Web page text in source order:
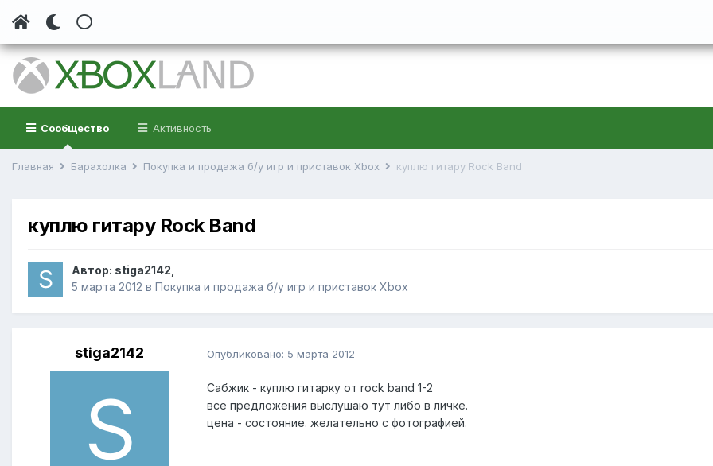
Сообщество Активность
Главная Барахолка Покупка и продажа б/у игр и приставок Xbox куплю гитару Rock Band
куплю гитару Rock Band
Автор: stiga2142
5 марта 2012 в Покупка и продажа б/у игр и приставок Xbox
stiga2142 Опубликовано: 5 марта 2012
Сабжик - куплю гитарку от rock band 1-2
все предложения выслушаю тут либо в личке.
цена - состояние. желательно с фотографией.